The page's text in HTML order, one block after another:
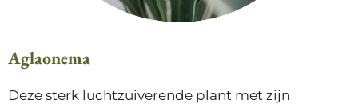
Aglaonema
Deze sterk luchtzuiverende plant met zijn